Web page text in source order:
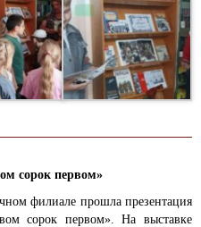
сорок первом»
филиале прошла презентация
сорок первом». На выставке